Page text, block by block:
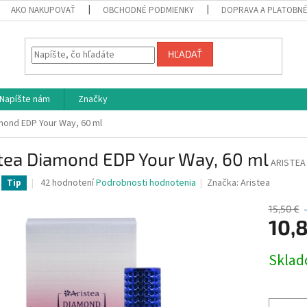
AKO NAKUPOVAŤ OBCHODNÉ PODMIENKY DOPRAVA A PLATOBNÉ
HĽADAŤ
Napíšte nám
Značky
EDP Your Way, 60 ml
Diamond EDP Your Way, 60 ml
Tip
Priemerné
je
42 hodnoteníPodrobnosti hodnotenia Značka:Aristea
15,50 €
cena: